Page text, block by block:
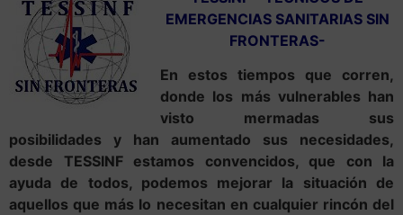
EMERGENCIAS SANITARIAS SIN
FRONTERAS-
En estos tiempos que corren,
donde los más vulnerables han
visto mermadas sus
posibilidades y han aumentado sus necesidades,
desde TESSINF estamos convencidos, que con la
ayuda de todos, podemos mejorar la situación de
aquellos que más lo necesitan en cualquier rincón del